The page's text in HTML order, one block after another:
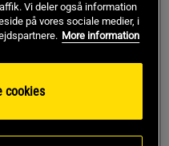
Vi deler også information
på vores sociale medier, i
More information
cookies